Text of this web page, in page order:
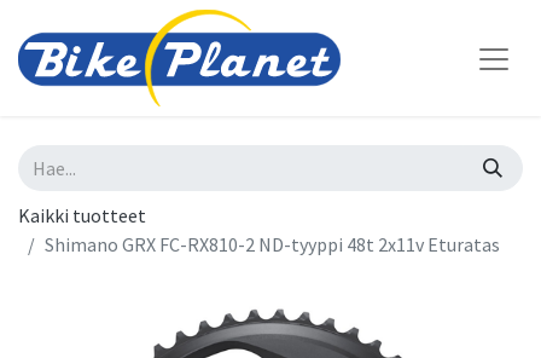
Kaikki tuotteet
Shimano GRX FC-RX810-2 ND-tyyppi 48t 2x11v Eturatas